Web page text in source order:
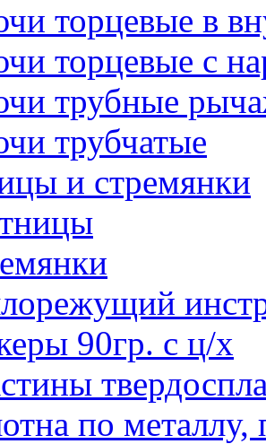
торцевые в
торцевые с
трубные
трубчатые
и стремянки
90гр. с ц/х
по